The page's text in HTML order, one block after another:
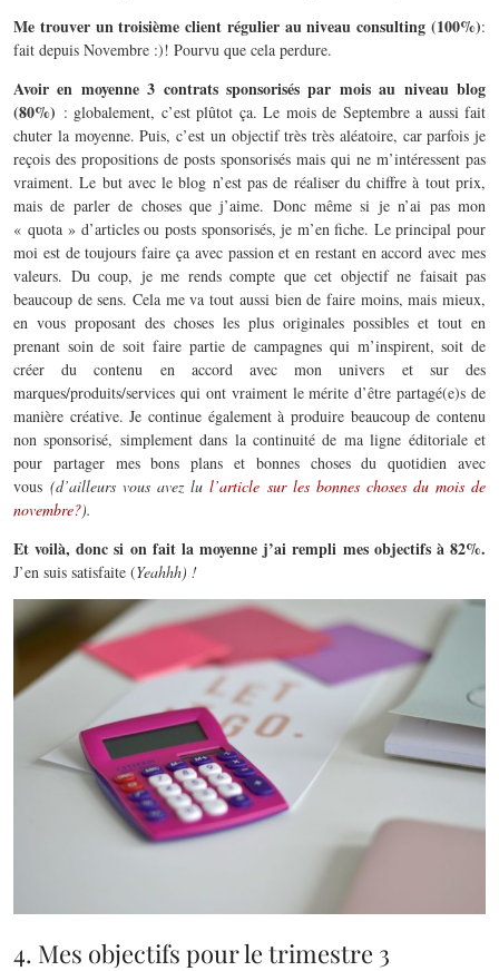
Me trouver un troisième client régulier au niveau consulting (100%):
fait depuis Novembre :)! Pourvu que cela perdure.
Avoir en moyenne 3 contrats sponsorisés par mois au niveau blog
(80%) : globalement, c’est plûtot ça. Le mois de Septembre a aussi fait
chuter la moyenne. Puis, c’est un objectif très très aléatoire, car parfois je
reçois des propositions de posts sponsorisés mais qui ne m’intéressent pas
vraiment. Le but avec le blog n’est pas de réaliser du chiffre à tout prix,
mais de parler de choses que j’aime. Donc même si je n’ai pas mon
« quota » d’articles ou posts sponsorisés, je m’en fiche. Le principal pour
moi est de toujours faire ça avec passion et en restant en accord avec mes
valeurs. Du coup, je me rends compte que cet objectif ne faisait pas
beaucoup de sens. Cela me va tout aussi bien de faire moins, mais mieux,
en vous proposant des choses les plus originales possibles et tout en
prenant soin de soit faire partie de campagnes qui m’inspirent, soit de
créer du contenu en accord avec mon univers et sur des
marques/produits/services qui ont vraiment le mérite d’être partagé(e)s de
manière créative. Je continue également à produire beaucoup de contenu
non sponsorisé, simplement dans la continuité de ma ligne éditoriale et
pour partager mes bons plans et bonnes choses du quotidien avec
vous(d’ailleurs vous avez lul’article sur les bonnes choses du mois de
novembre?).
Et voilà, donc si on fait la moyenne j’ai rempli mes objectifs à 82%.
J’en suis satisfaite (Yeahhh) !
4. Mes objectifs pour le trimestre 3